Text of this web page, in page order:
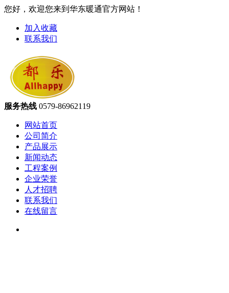
您好，欢迎您来到华东暖通官方网站！
加入收藏
联系我们
服务热线 0579-86962119
网站首页
公司简介
产品展示
新闻动态
工程案例
企业荣誉
人才招聘
联系我们
在线留言